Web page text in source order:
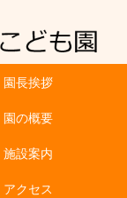
園長挨拶
園の概要
施設案内
アクセス